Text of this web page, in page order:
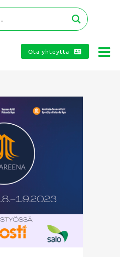
Ota yhteyttä